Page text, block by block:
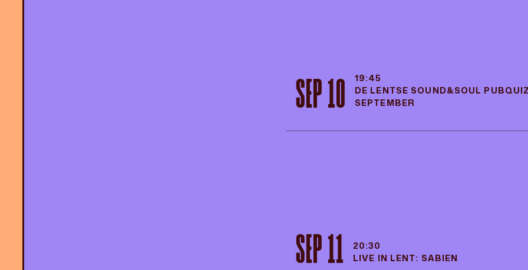
SEP 10
19:45
DE LENTSE SOUND&SOUL
SEPTEMBER
SEP 10
DE LENTSE SOUND&SOUL
SEP 11
20:30
LIVE IN LENT: SABIEN